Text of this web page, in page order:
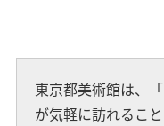
東京都美術館は、
が気軽に訪れるこ